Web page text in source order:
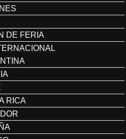
DE FERIA
RICA